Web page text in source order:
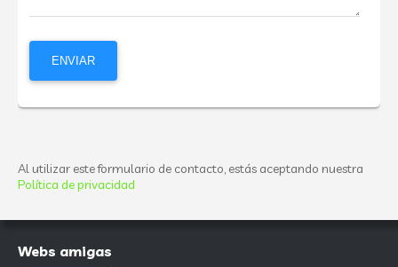
Al utilizar este formulario de contacto, estás aceptando nuestra
Política de privacidad
Webs amigas